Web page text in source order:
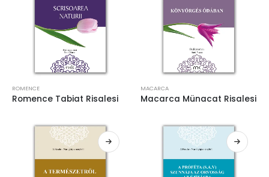
ROMENCE
Romence Tabiat Risalesi
MACARCA
Macarca Münacat Risalesi